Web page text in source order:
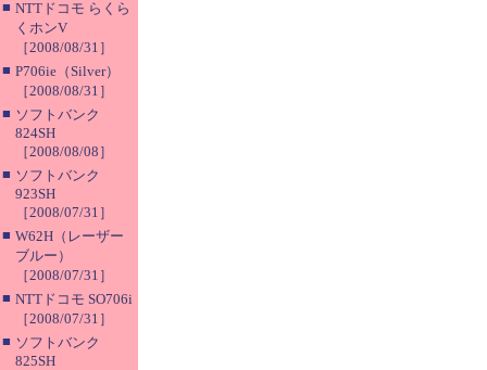
■ NTTドコモ らくら
くホンV
［2008/08/31］
■ P706ie（Silver）
［2008/08/31］
■ ソフトバンク
824SH
［2008/08/08］
■ ソフトバンク
923SH
［2008/07/31］
■ W62H（レーザー
ブルー）
［2008/07/31］
■ NTTドコモ SO706i
［2008/07/31］
■ ソフトバンク
825SH